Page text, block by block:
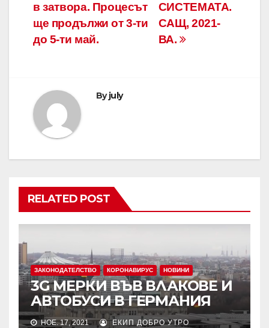
СИСТЕМАТА.
САЩ, 2021-
ВА.
в затвора. Процесът
ще продължи от 3-ти
до 5-ти май.
Byjuly
RELATED POST
ЗАКОНОДАТЕЛСТВО КОРОНАВИРУС НОВИНИ
3G МЕРКИ ВЪВ ВЛАКОВЕ И
АВТОБУСИ В ГЕРМАНИЯ
НОЕ. 17, 2021 ЕКИП ДОБРО УТРО